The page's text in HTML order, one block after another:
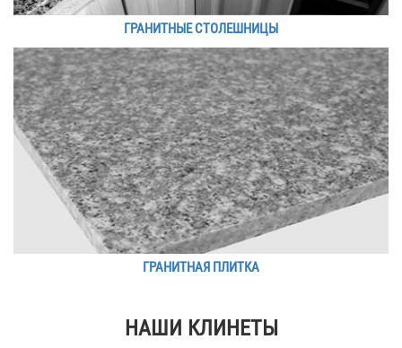
ГРАНИТНЫЕ СТОЛЕШНИЦЫ
ГРАНИТНАЯ ПЛИТКА
НАШИ КЛИНЕТЫ